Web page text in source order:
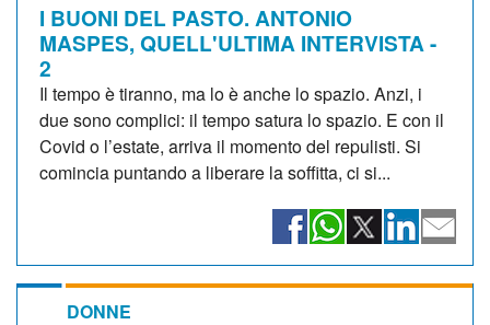
I BUONI DEL PASTO. ANTONIO
MASPES, QUELL'ULTIMA INTERVISTA -
2
Il tempo è tiranno, ma lo è anche lo spazio. Anzi, i
due sono complici: il tempo satura lo spazio. E con il
Covid o l’estate, arriva il momento del repulisti. Si
comincia puntando a liberare la soffitta, ci si...
DONNE